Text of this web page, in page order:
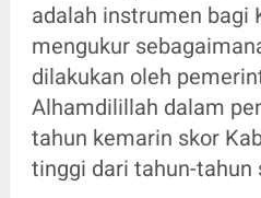
adalah instrumen bagi
mengukur
dilakukan oleh
Alhamdilillah dalam
tahun kemarin skor
tinggi dari tahun-tahun